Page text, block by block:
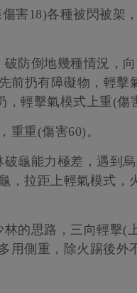
害18)各種被閃被架
破防倒地幾種情況，
前扔有障礙物，輕擊
，輕擊氣模式上重(傷
重重(傷害60)。
破龜能力極差，遇到
，拉距上輕氣模式，
林的思路，三向輕擊(
用側重，除火踢後外